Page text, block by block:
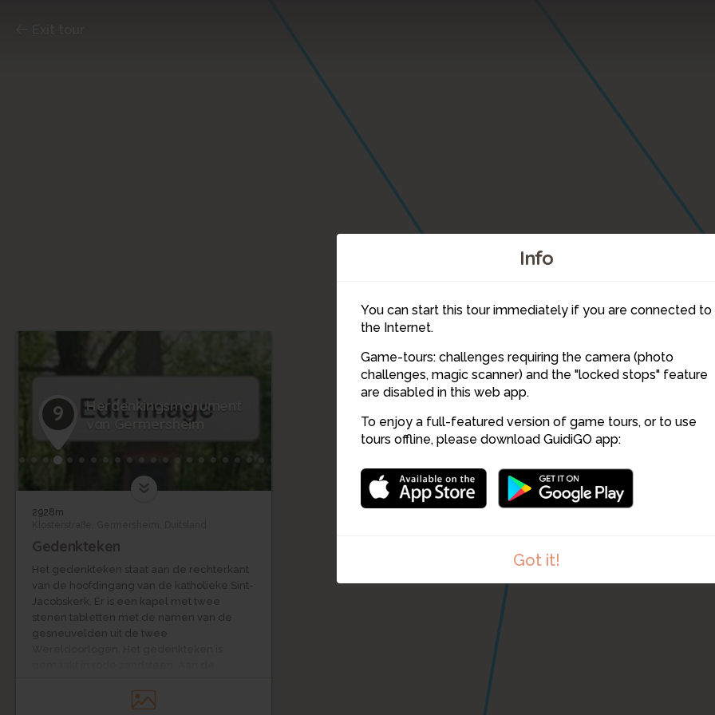
Info
You can start this tour immediately if you are connected to
the Internet.
Game-tours: challenges requiring the camera (photo
challenges, magic scanner) and the "locked stops" feature
are disabled in this web app.
To enjoy a full-featured version of game tours, or to use
tours offline, please download GuidiGO app:
Got it!
9
9
Herdenkingsmonument
van Germersheim
2928m
Gedenkteken
Het gedenkteken staat aan de rechterkant
van de hoofdingang van de katholieke Sint-
Jacobskerk. Er is een kapel met twee
stenen tabletten met de namen van de
gesneuvelden uit de twee